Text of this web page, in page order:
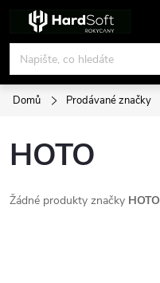
obsah
Domů Prodávané značky
HOTO
Žádné produkty značky HOTO